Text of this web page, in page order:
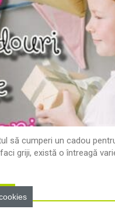
să cumperi un cadou
griji, există o întreagă